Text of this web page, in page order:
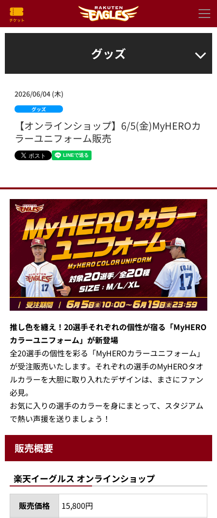
グッズ
2026/06/04 (木)
グッズ
【オンラインショップ】6/5(金)MyHEROカ
ラーユニフォーム販売
推し色を纏え！20選手それぞれの個性が宿る「MyHERO
カラーユニフォーム」が新登場
全20選手の個性を彩る「MyHEROカラーユニフォーム」
が受注販売いたします。それぞれの選手のMyHEROタオ
ルカラーを大胆に取り入れたデザインは、まさにファン
必見。
お気に入りの選手のカラーを身にまとって、スタジアム
で熱い声援を送りましょう！
販売概要
楽天イーグルス オンラインショップ
販売価格
15,800円